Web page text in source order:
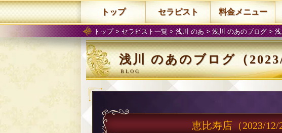
トップ> セラピスト一覧>浅川 のあ > 浅川 のあのブログ> 浅
浅川 のあのブログ（
恵比寿店（2023/12/
トップ セラピスト 料金メニュー